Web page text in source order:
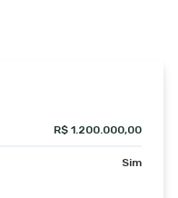
R$ 1.200.000,00
Sim